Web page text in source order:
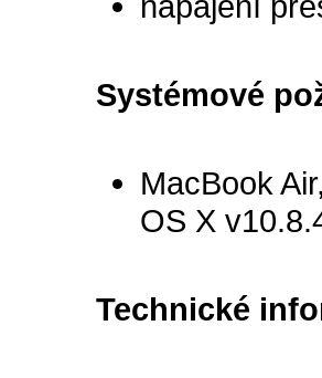
Systémové
MacBook
OS X
Technické